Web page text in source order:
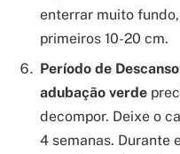
enterrar muito
primeiros 10-20 cm.
Período de
adubação verde
decompor. Deixe o
4 semanas. Durante